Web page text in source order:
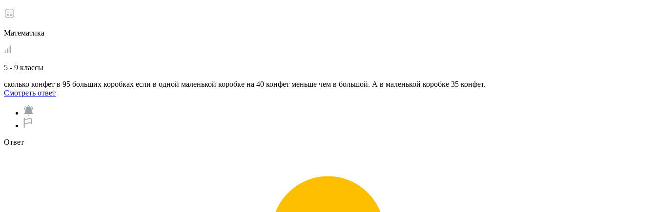
Математика
5 - 9 классы
сколько конфет в 95 больших коробках если в одной маленькой коробке на 40 конфет меньше чем в большой. А в маленькой коробке 35 конфет.
Смотреть ответ
Ответ